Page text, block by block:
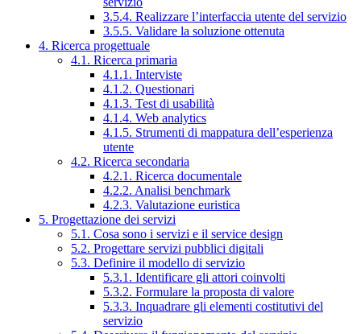
3.5.4. Realizzare l’interfaccia utente del servizio
3.5.5. Validare la soluzione ottenuta
4. Ricerca progettuale
4.1. Ricerca primaria
4.1.1. Interviste
4.1.2. Questionari
4.1.3. Test di usabilità
4.1.4. Web analytics
4.1.5. Strumenti di mappatura dell’esperienza
utente
4.2. Ricerca secondaria
4.2.1. Ricerca documentale
4.2.2. Analisi benchmark
4.2.3. Valutazione euristica
5. Progettazione dei servizi
5.1. Cosa sono i servizi e il service design
5.2. Progettare servizi pubblici digitali
5.3. Definire il modello di servizio
5.3.1. Identificare gli attori coinvolti
5.3.2. Formulare la proposta di valore
5.3.3. Inquadrare gli elementi costitutivi del
servizio